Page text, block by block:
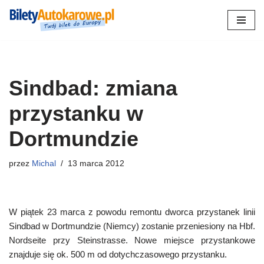
Sindbad: zmiana
przystanku w
Dortmundzie
przez Michal 13 marca 2012
W piątek 23 marca z powodu remontu dworca przystanek linii
Sindbad w Dortmundzie (Niemcy) zostanie przeniesiony na Hbf.
Nordseite przy Steinstrasse. Nowe miejsce przystankowe
znajduje się ok. 500 m od dotychczasowego przystanku.